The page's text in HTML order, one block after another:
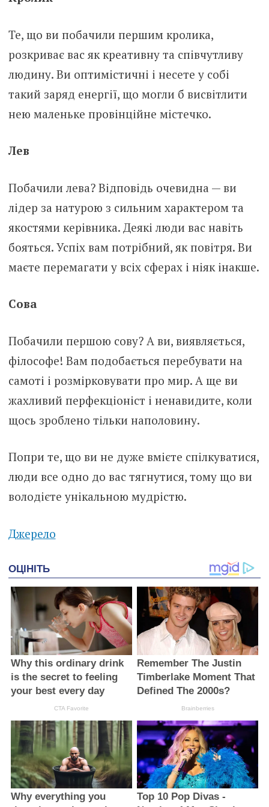
Те, що ви побачили першим кролика,
розкриває вас як креативну та співчутливу
людину. Ви оптимістичні і несете у собі
такий заряд енергії, що могли б висвітлити
нею маленьке провінційне містечко.
Лев
Побачили лева? Відповідь очевидна — ви
лідер за натурою з сильним характером та
якостями керівника. Деякі люди вас навіть
бояться. Успіх вам потрібний, як повітря. Ви
маєте перемагати у всіх сферах і ніяк інакше.
Сова
Побачили першою сову? А ви, виявляється,
філософе! Вам подобається перебувати на
самоті і розмірковувати про мир. А ще ви
жахливий перфекціоніст і ненавидите, коли
щось зроблено тільки наполовину.
Попри те, що ви не дуже вмієте спілкуватися,
люди все одно до вас тягнутися, тому що ви
володієте унікальною мудрістю.
Джерело